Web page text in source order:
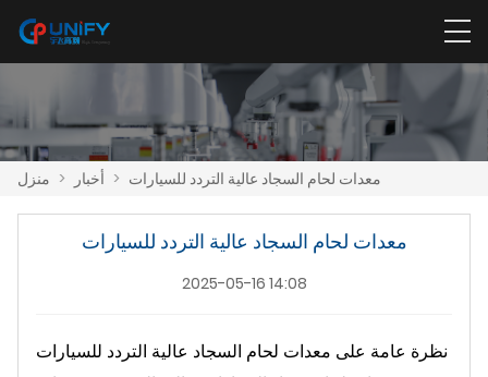
منزل > أخبار > معدات لحام السجاد عالية التردد للسيارات
معدات لحام السجاد عالية التردد للسيارات
2025-05-16 14:08
نظرة عامة على معدات لحام السجاد عالية التردد للسيارات